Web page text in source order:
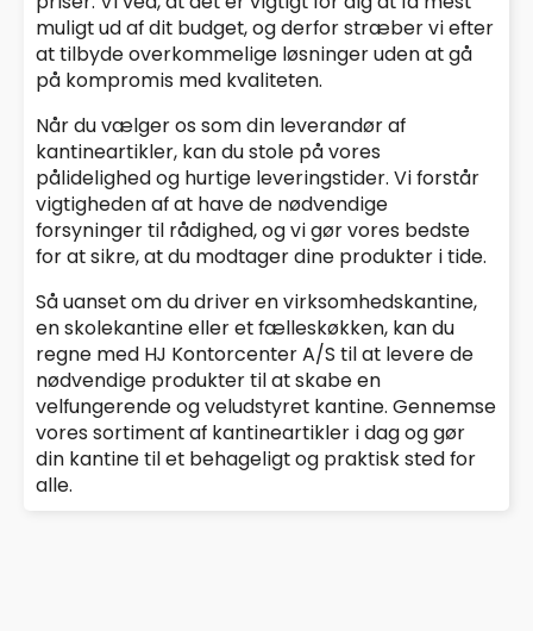
muligt ud af dit budget, og derfor stræber vi efter
at tilbyde overkommelige løsninger uden at gå
på kompromis med kvaliteten.
Når du vælger os som din leverandør af
kantineartikler, kan du stole på vores
pålidelighed og hurtige leveringstider. Vi forstår
vigtigheden af at have de nødvendige
forsyninger til rådighed, og vi gør vores bedste
for at sikre, at du modtager dine produkter i tide.
Så uanset om du driver en virksomhedskantine,
en skolekantine eller et fælleskøkken, kan du
regne med HJ Kontorcenter A/S til at levere de
nødvendige produkter til at skabe en
velfungerende og veludstyret kantine. Gennemse
vores sortiment af kantineartikler i dag og gør
din kantine til et behageligt og praktisk sted for
alle.